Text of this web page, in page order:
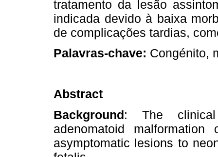
tratamento da lesão
indicada devido à baixa
de complicações tardias,
Palavras-chave: Congénito,
Abstract
Background: The
adenomatoid
asymptomatic lesions to